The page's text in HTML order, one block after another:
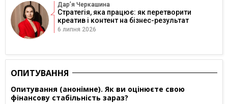
Дарʼя Черкашина
Стратегія, яка працює: як перетворити
креатив і контент на бізнес-результат
6 липня 2026
ОПИТУВАННЯ
Опитування (анонімне). Як ви оцінюєте свою
фінансову стабільність зараз?